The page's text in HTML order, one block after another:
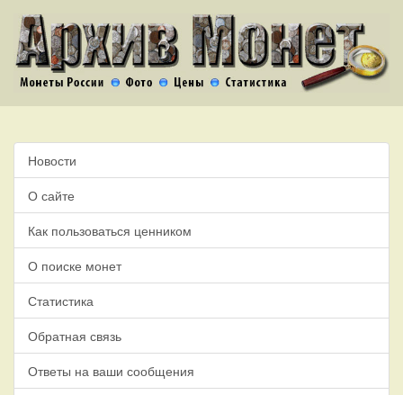
Новости
О сайте
Как пользоваться ценником
О поиске монет
Статистика
Обратная связь
Ответы на ваши сообщения